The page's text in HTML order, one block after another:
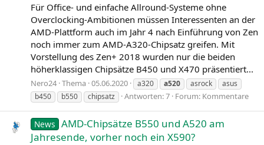
Für Office- und einfache Allround-Systeme ohne
Overclocking-Ambitionen müssen Interessenten an der
AMD-Plattform auch im Jahr 4 nach Einführung von Zen
noch immer zum AMD-A320-Chipsatz greifen. Mit
Vorstellung des Zen+ 2018 wurden nur die beiden
höherklassigen Chipsätze B450 und X470 präsentiert...
Nero24 Thema 05.06.2020 a320 a520 asrock
asus
b450
b550 chipsatz Antworten: 7 Forum: Kommentare
News AMD-Chipsätze B550 und A520 am
Jahresende, vorher noch ein X590?